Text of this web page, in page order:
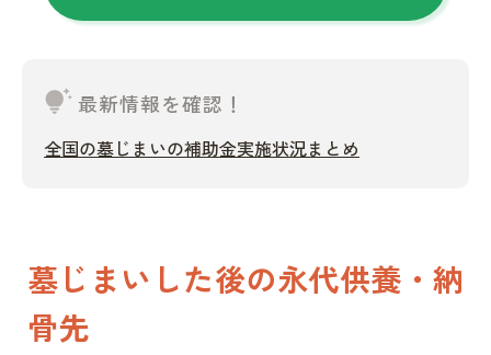
tips_and_updates 最新情報を確認！
全国の墓じまいの補助金実施状況まとめ
墓じまいした後の永代供養・納
骨先